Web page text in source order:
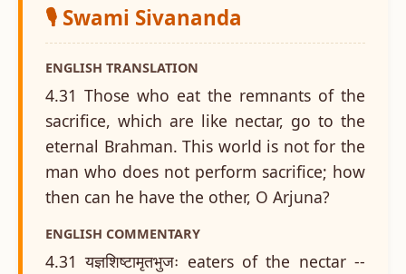
🎙️ Swami Sivananda
ENGLISH TRANSLATION
4.31 Those who eat the remnants of the
sacrifice, which are like nectar, go to the
eternal Brahman. This world is not for the
man who does not perform sacrifice; how
then can he have the other, O Arjuna?
ENGLISH COMMENTARY
4.31 यज्ञशिष्टामृतभुजः eaters of the nectar --